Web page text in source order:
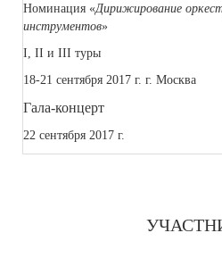
Номинация «Дирижирование
инструментов»
I, II и III туры
18-21 сентября 2017 г. г. Москва
Гала-концерт
22 сентября 2017 г.